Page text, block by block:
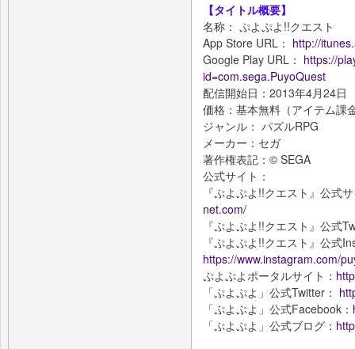
【タイトル概要】
名称： ぷよぷよ!!クエスト
App Store URL： http://
Google Play URL： https://
id=com.sega.PuyoQuest
配信開始日：2013年4月24日
価格：基本無料（アイテム課
ジャンル： パズルRPG
メーカー：セガ
著作権表記：© SEGA
公式サイト：
『ぷよぷよ!!クエスト』公式
net.com/
『ぷよぷよ!!クエスト』公式
『ぷよぷよ!!クエスト』公式
https://www.instagram.com/
ぷよぷよポータルサイト：
「ぷよぷよ」公式Twitter：
「ぷよぷよ」公式Facebook：
「ぷよぷよ」公式ブログ：